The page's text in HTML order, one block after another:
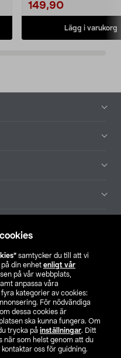
samtycker du till att vi
din enhet enligt vår
på vår webbplats,
anpassa våra
kategorier av cookies:
För nödvändiga
dessa cookies är
ska kunna fungera. Om
trycka på inställningar. Ditt
när som helst genom att du
oss för guidning.
149,90
Lägg i varukorg
FI